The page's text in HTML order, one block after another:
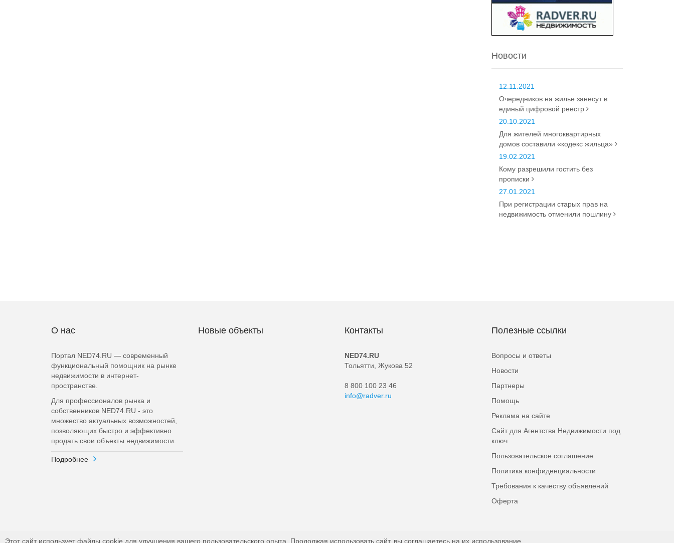
Новости
12.11.2021
Очередников на жилье занесут в
единый цифровой реестр
20.10.2021
Для жителей многоквартирных
домов составили «кодекс жильца»
19.02.2021
Кому разрешили гостить без
прописки
27.01.2021
При регистрации старых прав на
недвижимость отменили пошлину
О нас
Портал NED74.RU — современный
функциональный помощник на рынке
недвижимости в интернет-
пространстве.
Для профессионалов рынка и
собственников NED74.RU - это
множество актуальных возможностей,
позволяющих быстро и эффективно
продать свои объекты недвижимости.
Подробнее
Новые объекты Контакты
NED74.RU
Тольятти, Жукова 52
8 800 100 23 46
info@radver.ru
Полезные ссылки
Вопросы и ответы
Новости
Партнеры
Помощь
Реклама на сайте
Сайт для Агентства Недвижимости под
ключ
Пользовательское соглашение
Политика конфиденциальности
Требования к качеству объявлений
Оферта
Этот сайт использует файлы cookie для улучшения вашего пользовательского опыта. Продолжая использовать сайт, вы соглашаетесь на их использование.